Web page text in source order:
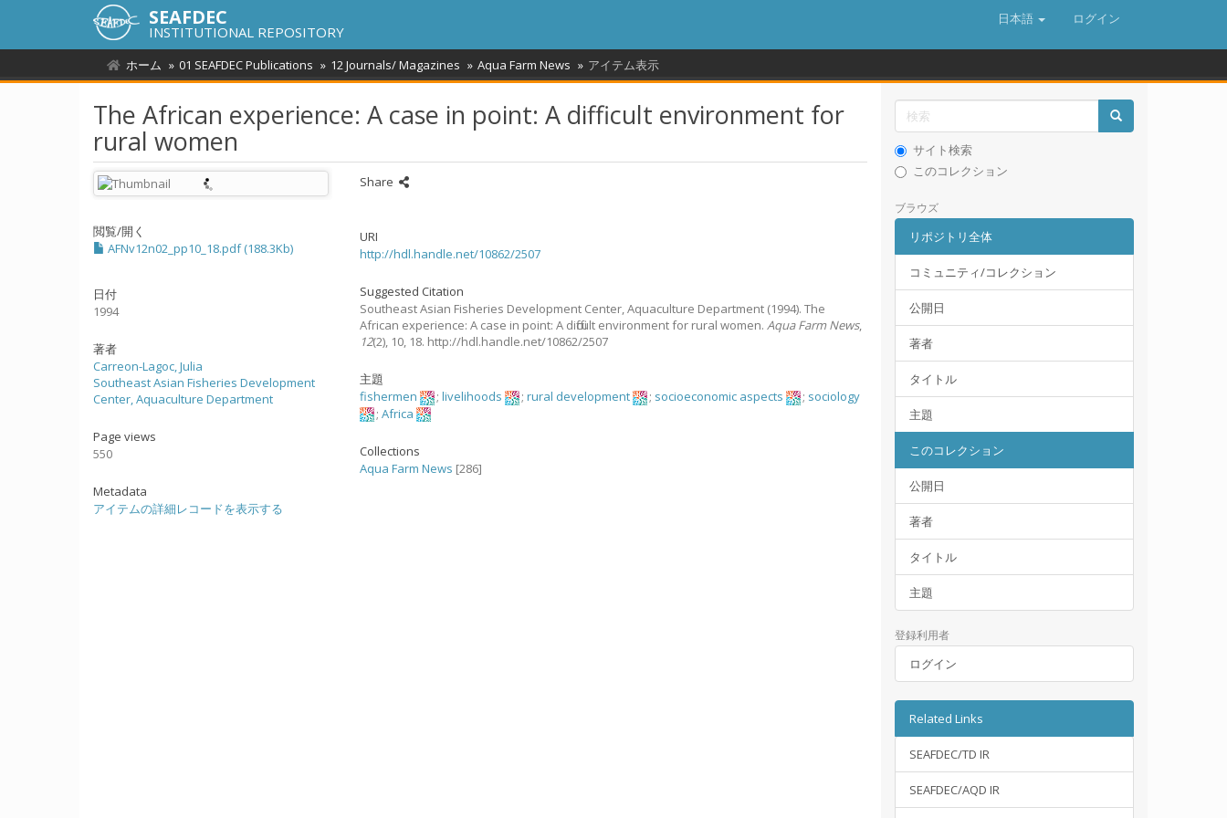
SEAFDEC
INSTITUTIONAL REPOSITORY
日本語 ログイン
ホーム 01 SEAFDEC Publications 12 Journals/ Magazines Aqua Farm News アイテム表示
The African experience: A case in point: A difficult environment for
rural women
閲覧/開く
AFNv12n02_pp10_18.pdf (188.3Kb)
日付
1994
著者
Carreon-Lagoc, Julia
Southeast Asian Fisheries Development
Center, Aquaculture Department
Page views
550
Metadata
アイテムの詳細レコードを表示する
Share
URI
http://hdl.handle.net/10862/2507
Suggested Citation
Southeast Asian Fisheries Development Center, Aquaculture Department (1994).The
African experience: A case in point: A difficult environment for rural women.Aqua Farm News,
12(2), 10, 18. http://hdl.handle.net/10862/2507
主題
fishermen
;livelihoods ;rural development ; socioeconomic aspects ; sociology
;Africa
Collections
Aqua Farm News [286]
サイト検索
このコレクション
ブラウズ
リポジトリ全体
コミュニティ/コレクション
公開日
著者
タイトル
主題
このコレクション
公開日
著者
タイトル
主題
登録利用者
ログイン
Related Links
SEAFDEC/TD IR
SEAFDEC/AQD IR